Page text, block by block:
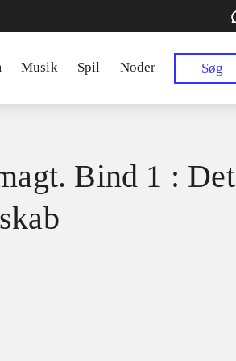
Musik Spil Noder Søg
Bind 1 : Det